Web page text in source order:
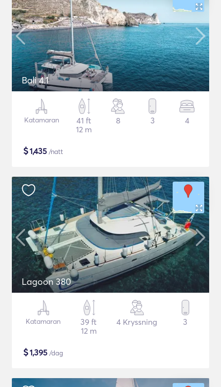
Bali 4.1
Katamaran
41 ft
12 m
8 3 4
$1,435 /natt
Lagoon 380
Katamaran
39 ft
12 m
4 Kryssning 3
$1,395 /dag